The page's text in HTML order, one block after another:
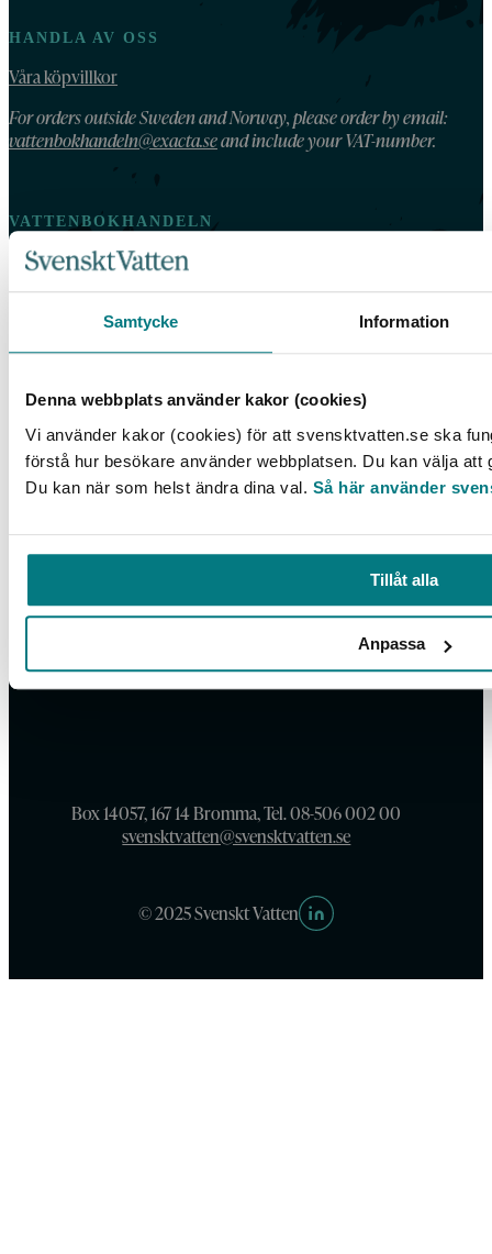
Samtycke Information
Denna webbplats använder kakor (cookies)
Vi använder kakor (cookies) för att svensktvatten.se ska
förstå hur besökare använder webbplatsen. Du kan välja att
Du kan när som helst ändra dina val. Så här använder
Tillåt alla
Anpassa
HANDLA AV OSS
Våra köpvillkor
For orders outside Sweden and Norway, please order by email:
vattenbokhandeln@exacta.seand include your VAT-number.
VATTENBOKHANDELN
Vattenbokhandeln ägs och drivs av Svenskt Vatten.
dataskyddspolicy.
Box 14057, 167 14 Bromma, Tel. 08-506 002 00
svensktvatten@svensktvatten.se
© 2025 Svenskt Vatten